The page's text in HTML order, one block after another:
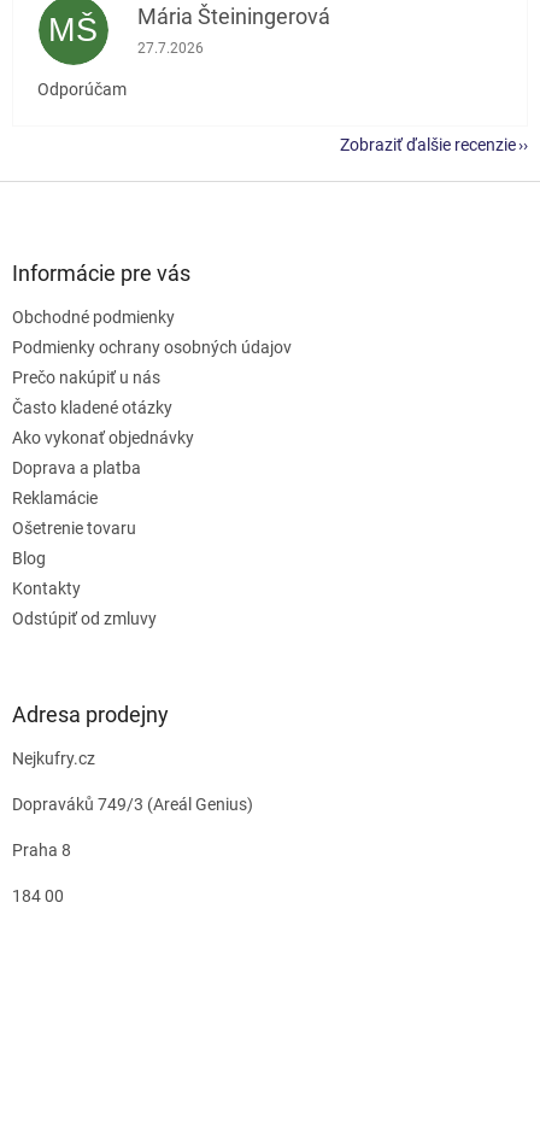
MŠ Mária Šteiningerová
Hodnotenie obchodu je 5 z 5 hviezdičiek.
27.7.2026
Odporúčam
Zobraziť ďalšie recenzie
Informácie pre vás
Obchodné podmienky
Podmienky ochrany osobných údajov
Prečo nakúpiť u nás
Často kladené otázky
Ako vykonať objednávky
Doprava a platba
Reklamácie
Ošetrenie tovaru
Blog
Kontakty
Odstúpiť od zmluvy
Adresa prodejny
Nejkufry.cz
Dopraváků 749/3 (Areál Genius)
Praha 8
184 00